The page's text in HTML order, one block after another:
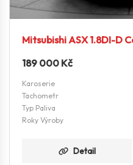
Mitsubishi ASX 1.8DI-D
189 000 Kč
Karoserie
Tachometr
Typ Paliva
Roky Výroby
Detail